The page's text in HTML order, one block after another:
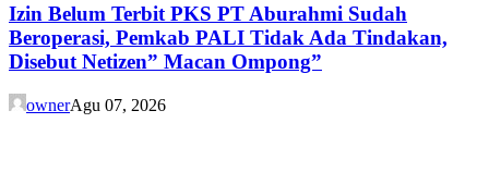
Izin Belum Terbit PKS PT Aburahmi Sudah
Beroperasi, Pemkab PALI Tidak Ada Tindakan,
Disebut Netizen” Macan Ompong”
ownerAgu 07, 2026